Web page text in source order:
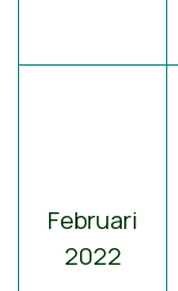
Februari
2022